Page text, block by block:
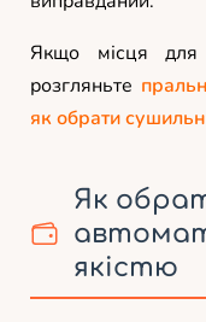
Якщо місця для
розгляньте
як обрати
Як
якістю